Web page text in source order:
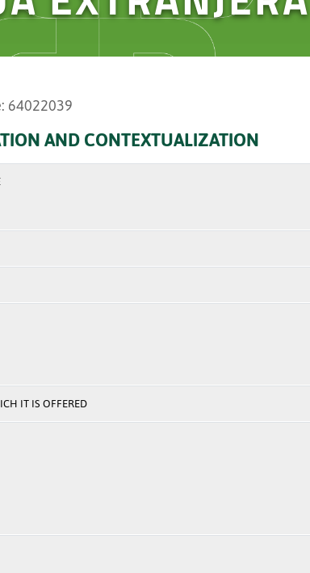
64022039
AND CONTEXTUALIZATION
IT IS OFFERED